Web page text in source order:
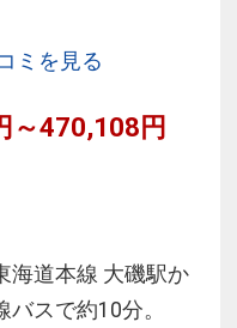
ミを見る
～470,108円
海道本線 大磯駅か
バスで約10分。